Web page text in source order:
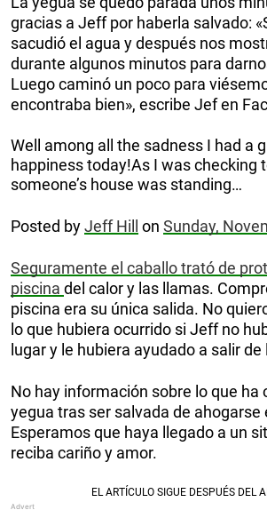
gracias a Jeff por haberla salvado:
sacudió el agua y después nos
durante algunos minutos para
Luego caminó un poco para
encontraba bien», escribe Jef en
Well among all the sadness I had a
happiness today!As I was checking
someone’s house was standing…
Posted byJeff Hill on Sunday,
Seguramente el caballo trató de
piscina del calor y las llamas.
piscina era su única salida. No
lo que hubiera ocurrido si Jeff no
lugar y le hubiera ayudado a salir de
No hay información sobre lo que ha
yegua tras ser salvada de ahogarse
Esperamos que haya llegado a un
reciba cariño y amor.